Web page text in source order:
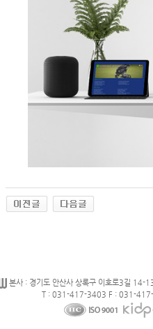
본사 : 경기도 안산사 상록구 이호로3길 14-
T : 031-417-3403 F : 031-